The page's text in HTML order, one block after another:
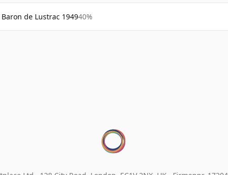
Baron de Lustrac 194940%